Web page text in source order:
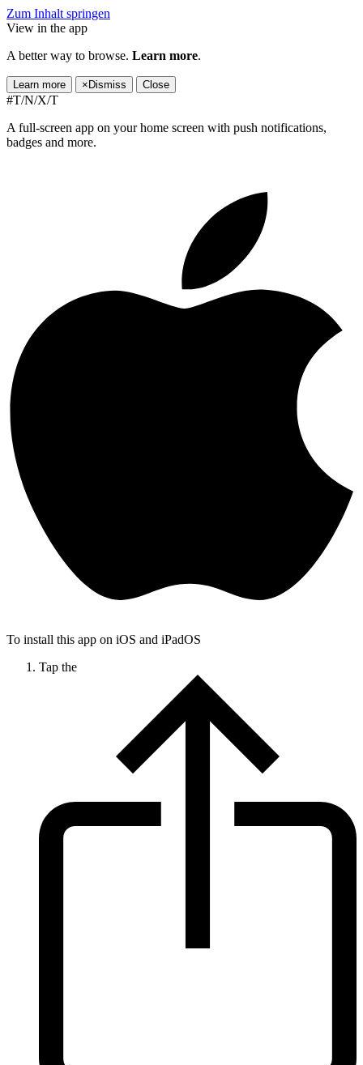
Zum Inhalt springen
View in the app
A better way to browse. Learn more.
Learn more × Dismiss Close
#T/N/X/T
A full-screen app on your home screen with push notifications,
badges and more.
To install this app on iOS and iPadOS
Tap the